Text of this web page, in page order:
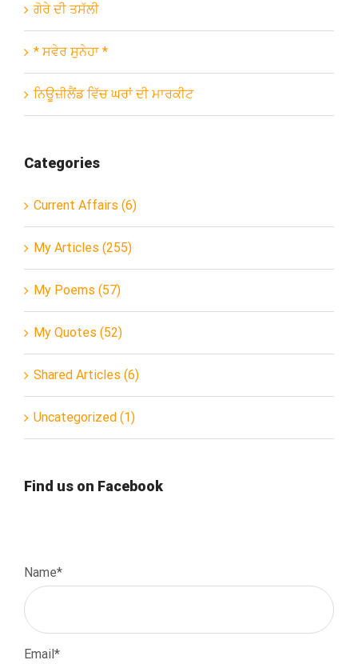
ਗੋਰੇ ਦੀ ਤਸੱਲੀ
* ਸਵੇਰ ਸੁਨੇਹਾ *
ਨਿਊਜ਼ੀਲੈਂਡ ਵਿੱਚ ਘਰਾਂ ਦੀ ਮਾਰਕੀਟ
Categories
Current Affairs (6)
My Articles (255)
My Poems (57)
My Quotes (52)
Shared Articles (6)
Uncategorized (1)
Find us on Facebook
Name*
Email*